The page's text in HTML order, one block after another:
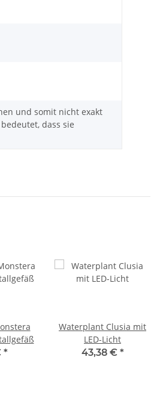
und somit nicht exakt
dass sie
*
Waterplant Clusia mit
LED-Licht
43,38 € *